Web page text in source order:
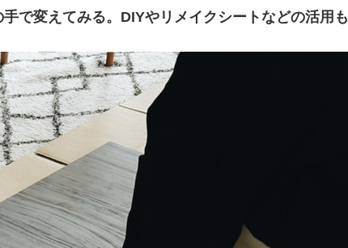
で変えてみる。DIYやリメイクシートなどの活用も